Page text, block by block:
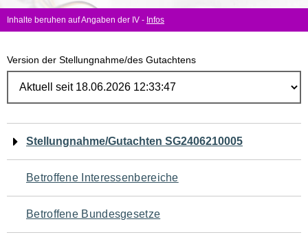
Inhalte beruhen auf Angaben der IV - Infos
Version der Stellungnahme/des Gutachtens
Navigation
für
den
Seiteninhalt
Stellungnahme/Gutachten SG2406210005
Betroffene Interessenbereiche
Betroffene Bundesgesetze